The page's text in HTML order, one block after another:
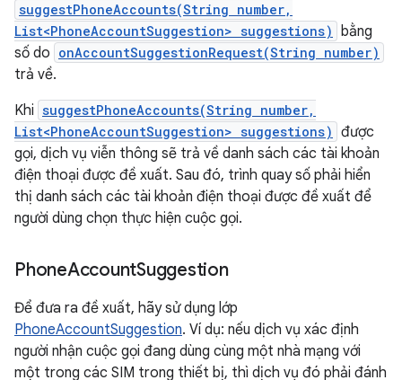
suggestPhoneAccounts(String number,
List<PhoneAccountSuggestion> suggestions) bằng
số do onAccountSuggestionRequest(String number)
trả về.
Khi suggestPhoneAccounts(String number,
List<PhoneAccountSuggestion> suggestions) được
gọi, dịch vụ viễn thông sẽ trả về danh sách các tài khoản
điện thoại được đề xuất. Sau đó, trình quay số phải hiển
thị danh sách các tài khoản điện thoại được đề xuất để
người dùng chọn thực hiện cuộc gọi.
PhoneAccountSuggestion
Để đưa ra đề xuất, hãy sử dụng lớp
PhoneAccountSuggestion. Ví dụ: nếu dịch vụ xác định
người nhận cuộc gọi đang dùng cùng một nhà mạng với
một trong các SIM trong thiết bị, thì dịch vụ đó phải đánh